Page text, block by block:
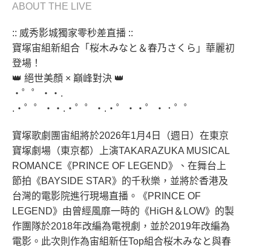
ABOUT THE LIVE
:: 威秀影城獨家零秒差直播 ::
寶塚宙組新組合「桜木みなと＆春乃さくら」華麗初
登場！
👑 絕世美顏 × 巔峰對決 👑
・゜゜・・.
.・゜゜・・.・゜゜・.・゜・・゜・．゜゜
寶塚歌劇團宙組將於2026年1月4日（週日）在東京
寶塚劇場（東京都）上演TAKARAZUKA MUSICAL
ROMANCE《PRINCE OF LEGEND》、在舞台上
節拍《BAYSIDE STAR》的千秋樂，並將於香港及
台灣的電影院進行現場直播。《PRINCE OF
LEGEND》由曾經風靡一時的《HiGH＆LOW》的製
作團隊於2018年改編為電視劇，並於2019年改編為
電影。此次則作為宙組新任Top組合桜木みなと與春